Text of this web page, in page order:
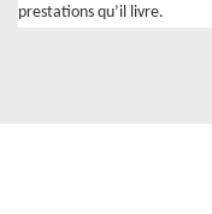
prestations qu’il livre.